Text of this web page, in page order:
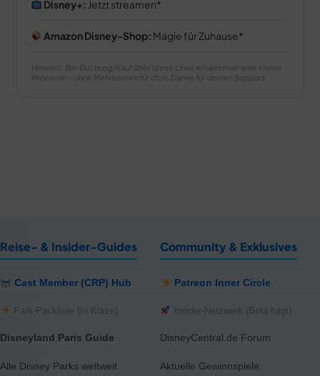
Disney+: Jetzt streamen
Amazon Disney-Shop: Magie für Zuhause
Hinweis: Bei Buchung/Kauf über diese Links erhalten wir eine kleine
Provision – ohne Mehrkosten für dich. Danke für deinen Support!
Reise- & Insider-Guides
Cast Member (CRP) Hub
Park-Packliste (In Kürze)
Disneyland Paris Guide
Alle Disney Parks weltweit
Community & Exklusives
Patreon Inner Circle
Insider-Netzwerk (Beta folgt)
DisneyCentral.de Forum
Aktuelle Gewinnspiele